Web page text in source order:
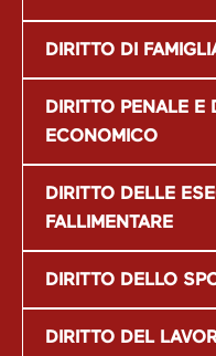
DIRITTO DI
DIRITTO PENALE E
ECONOMICO
DIRITTO DELLE
FALLIMENTARE
DIRITTO DELLO
DIRITTO DEL